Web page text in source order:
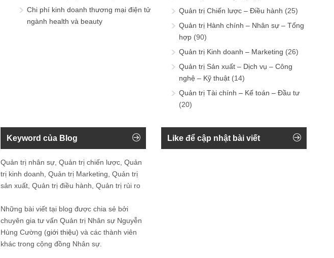
Chi phí kinh doanh thương mại điện tử
ngành health và beauty
Quản trị Chiến lược – Điều hành (25)
Quản trị Hành chính – Nhân sự – Tổng
hợp (90)
Quản trị Kinh doanh – Marketing (26)
Quản trị Sản xuất – Dịch vụ – Công
nghệ – Kỹ thuật (14)
Quản trị Tài chính – Kế toán – Đầu tư
(20)
Keyword của Blog
Quản trị nhân sự, Quản trị chiến lược, Quản
trị kinh doanh, Quản trị Marketing, Quản trị
sản xuất, Quản trị điều hành, Quản trị rủi ro
Những bài viết tại blog được chia sẻ bởi
chuyên gia tư vấn Quản trị Nhân sự Nguyễn
Hùng Cường (giới thiệu) và các thành viên
khác trong cộng đồng Nhân sự.
Like để cập nhật bài viết